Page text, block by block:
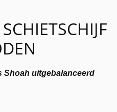
Shoah uitgebalanceerd